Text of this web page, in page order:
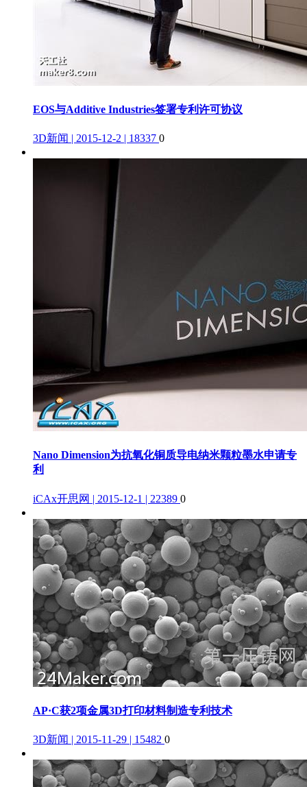
EOS与Additive Industries签署专利许可协议
3D新闻 | 2015-12-2 | 18337 0
Nano Dimension为抗氧化铜质导电纳米颗粒墨水申请专
利
iCAx开思网 | 2015-12-1 | 22389 0
AP·C获2项金属3D打印材料制造专利技术
3D新闻 | 2015-11-29 | 15482 0